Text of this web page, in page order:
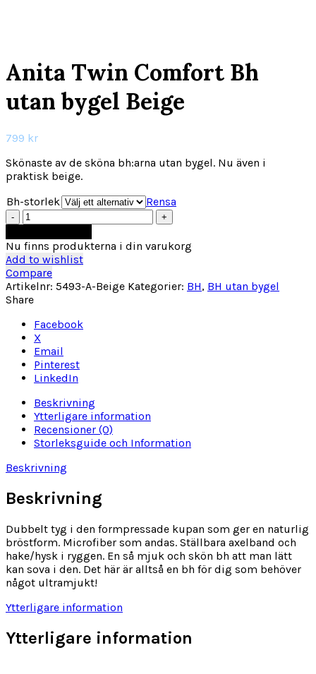
Anita Twin Comfort Bh
utan bygel Beige
799 kr
Skönaste av de sköna bh:arna utan bygel. Nu även i
praktisk beige.
Bh-storlek
Rensa
Anita
Twin
Comfort
Bh
utan
bygel
Beige
Nu finns produkterna i din varukorg
Add to wishlist
Compare
Artikelnr: 5493-A-Beige Kategorier: BH, BH utan bygel
Share
Facebook
X
Email
Pinterest
LinkedIn
Beskrivning
Ytterligare information
Recensioner (0)
Storleksguide och Information
Beskrivning
Beskrivning
Dubbelt tyg i den formpressade kupan som ger en naturlig
bröstform. Microfiber som andas. Ställbara axelband och
hake/hysk i ryggen. En så mjuk och skön bh att man lätt
kan sova i den. Det här är alltså en bh för dig som behöver
något ultramjukt!
Ytterligare information
Ytterligare information